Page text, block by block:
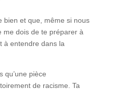
bien et que, même si nous
me dois de te préparer à
à entendre dans la
qu’une pièce
de racisme. Ta